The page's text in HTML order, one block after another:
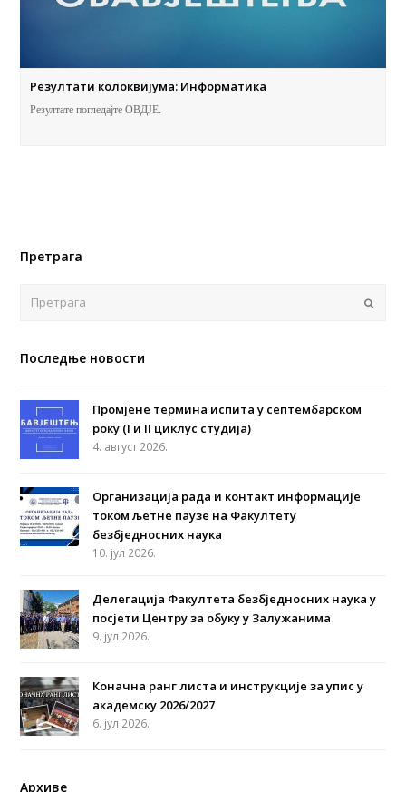
Резултати колоквијума: Информатика
Резултате погледајте ОВДЈЕ.
Претрага
Последње новости
Промјене термина испита у септембарском
року (I и II циклус студија)
4. август 2026.
Организација рада и контакт информације
током љетне паузе на Факултету
безбједносних наука
10. јул 2026.
Делегација Факултета безбједносних наука у
посјети Центру за обуку у Залужанима
9. јул 2026.
Коначна ранг листа и инструкције за упис у
академску 2026/2027
6. јул 2026.
Архиве